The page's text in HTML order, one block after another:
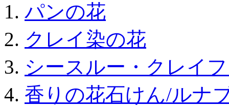
パンの花
クレイ染の花
シースルー・クレイ
香りの花石けん/ルナ